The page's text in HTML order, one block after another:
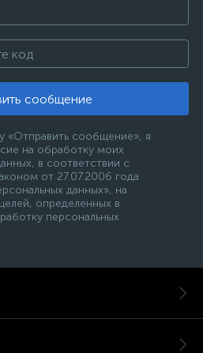
сообщение
«Отправить сообщение», я
на обработку моих
в соответствии с
от 27.07.2006 года
данных», на
определенных в
персональных